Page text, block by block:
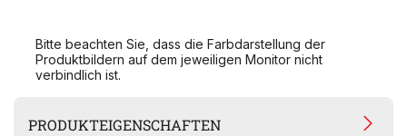
Bitte beachten Sie, dass die Farbdarstellung der
Produktbildern auf dem jeweiligen Monitor nicht
verbindlich ist.
PRODUKTEIGENSCHAFTEN